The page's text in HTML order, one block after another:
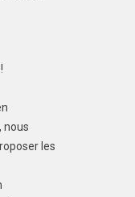
nous
les